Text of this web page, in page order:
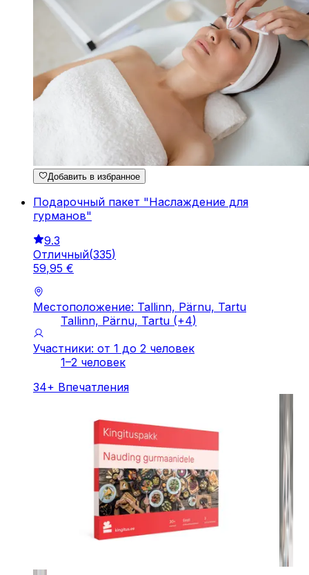
Добавить в избранное
Подарочный пакет "Наслаждение для
гурманов"
9.3
Отличный(335)
59,95 €
Местоположение: Tallinn, Pärnu, Tartu
Tallinn, Pärnu, Tartu (+4)
Участники: от 1 до 2 человек
1–2 человек
34+ Впечатления